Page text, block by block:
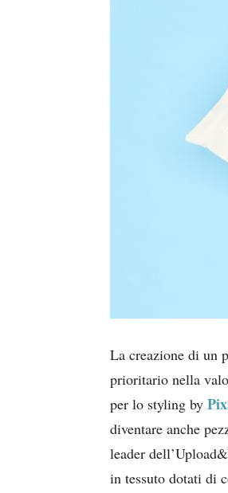
La creazione di un
prioritario nella
per lo styling by
diventare anche
leader
in tessuto dotati di